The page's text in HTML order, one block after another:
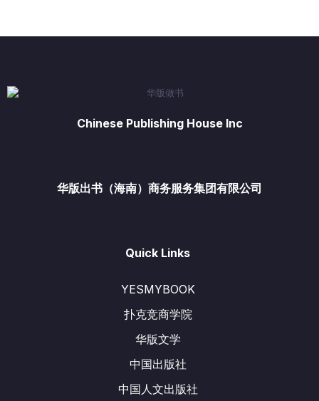
Chinese Publishing House Inc
华版出书（海南）商务服务集团有限公司
Quick Links
YESMYBOOK
扑克竞商学院
华版文学
中国出版社
中国人文出版社